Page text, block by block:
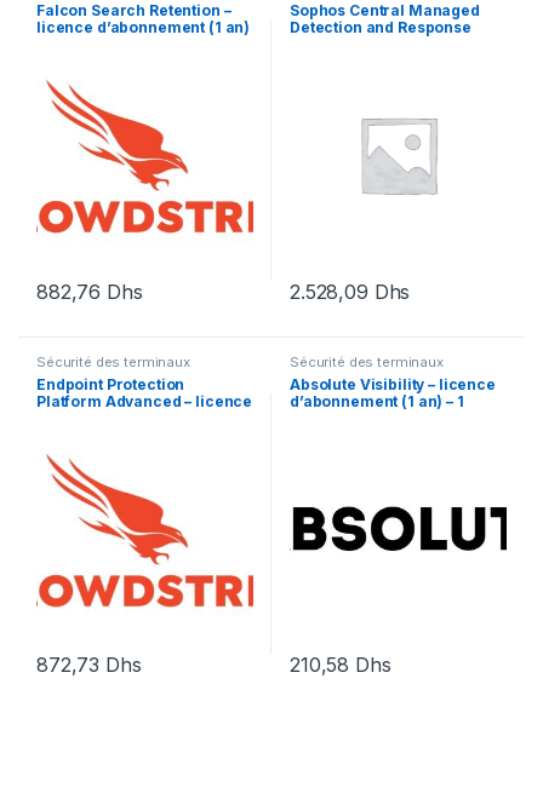
Falcon Search Retention –
licence d’abonnement (1 an)
882,76 Dhs
Sophos Central Managed
Detection and Response
2.528,09 Dhs
Sécurité des terminaux
Endpoint Protection
Platform Advanced – licence
872,73 Dhs
Sécurité des terminaux
Absolute Visibility – licence
d’abonnement (1 an) – 1
210,58 Dhs